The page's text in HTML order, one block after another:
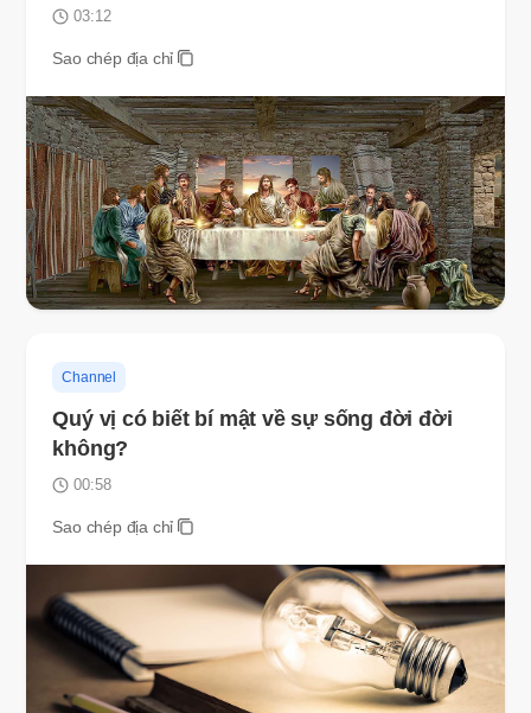
03:12
Sao chép địa chỉ
Channel
Quý vị có biết bí mật về sự sống đời đời
không?
00:58
Sao chép địa chỉ